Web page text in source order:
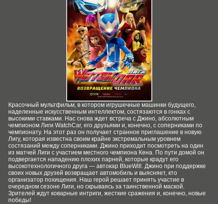
Красочный мультфильм, в котором игрушечные машинки будущего,
наделенные искусственным интеллектом, состязаются в гонках с
высокими ставками. Нас снова ждет встреча с Джино, абсолютным
чемпионом Лиги WatchCar, его друзьями и, конечно, c соперниками по
чемпионату. На этот раз он получает странное приглашение в новую
Лигу, которая известна своим крайне экстремальным уровнем
состязаний между соперниками. Джино приходит посмотреть на один
из матчей Лиги с участием местного чемпиона Кена. По пути домой он
подвергается нападению плохих парней, которые крадут его
высокотехнологичного друга — автокар BlueWill. Джино при поддержке
своих новых друзей возвращает автомобиль и выясняет, кто
организатор похищения. Наш герой решает принять участие в
очередном сезоне Лиги, но скрываясь за таинственной маской.
Зрителей ждут коварные интриги, жесткие сражения и, конечно, новые
победы!